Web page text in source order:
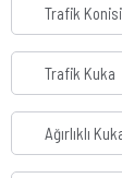
Trafik Konisi
Trafik Kuka
Ağırlıklı